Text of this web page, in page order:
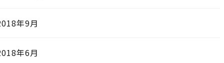
年9月
年6月